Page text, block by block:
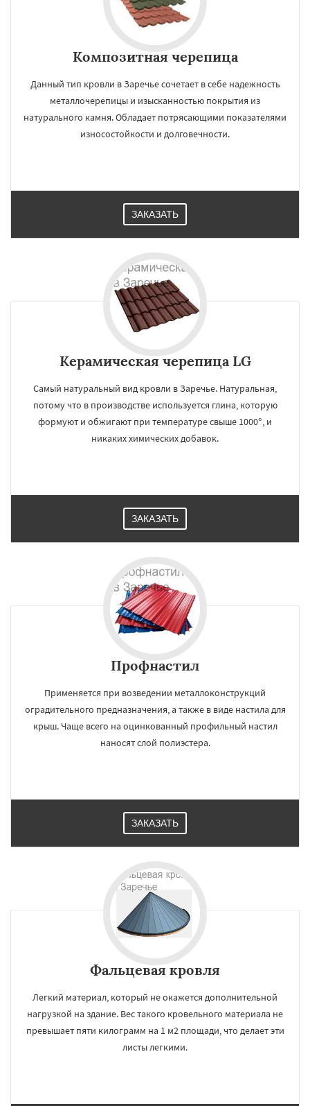
Композитная черепица
Данный тип кровли в Заречье сочетает в себе надежность
металлочерепицы и изысканностью покрытия из
натурального камня. Обладает потрясающими показателями
износостойкости и долговечности.
ЗАКАЗАТЬ
Керамическая черепица LG
Самый натуральный вид кровли в Заречье. Натуральная,
потому что в производстве используется глина, которую
формуют и обжигают при температуре свыше 1000°, и
никаких химических добавок.
ЗАКАЗАТЬ
Профнастил
Применяется при возведении металлоконструкций
оградительного предназначения, а также в виде настила для
крыш. Чаще всего на оцинкованный профильный настил
наносят слой полиэстера.
ЗАКАЗАТЬ
Фальцевая кровля
Легкий материал, который не окажется дополнительной
нагрузкой на здание. Вес такого кровельного материала не
превышает пяти килограмм на 1 м2 площади, что делает эти
листы легкими.